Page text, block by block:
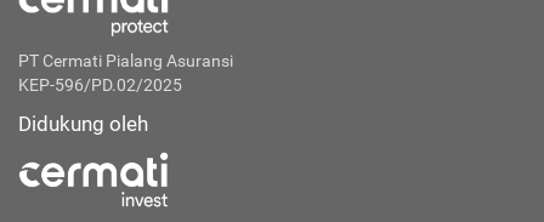
PT Cermati Pialang Asuransi
KEP-596/PD.02/2025
Didukung oleh